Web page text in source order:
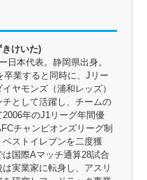
けいた)
本代表。静岡県出身。
卒業すると同時に、Jリー
ヤモンズ（浦和レッズ）
チとして活躍し、チームの
年のJ1リーグ年間優
チャンピオンズリーグ制
ストイレブンを二度獲
国際Aマッチ通算28試合
実業家に転身し、アスリ